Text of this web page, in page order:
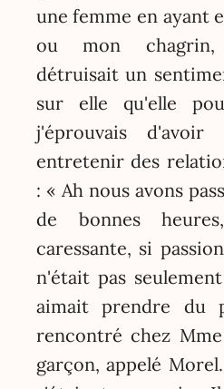
une femme en ayant
ou mon
détruisait un
sur elle qu'elle
j'éprouvais
entretenir des
: « Ah nous avons
de bonnes
caressante, si
n'était pas
aimait prendre du
rencontré chez
garçon, appelé